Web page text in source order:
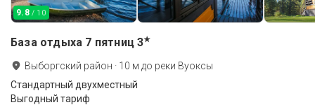
9.8 / 10
База отдыха 7 пятниц 3★
Выборгский район · 10 м до реки Вуоксы
Стандартный двухместный
Выгодный тариф